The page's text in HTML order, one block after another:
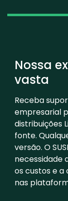
Nossa
vasta
Receba
empresarial
distribuições
fonte.
versão. O
necessidade
os custos e
nas